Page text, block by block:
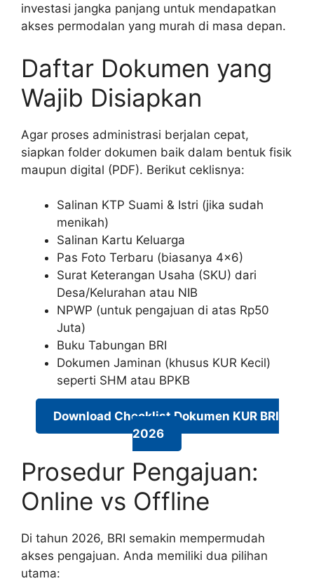
investasi jangka panjang untuk mendapatkan
akses permodalan yang murah di masa depan.
Daftar Dokumen yang
Wajib Disiapkan
Agar proses administrasi berjalan cepat,
siapkan folder dokumen baik dalam bentuk fisik
maupun digital (PDF). Berikut ceklisnya:
Salinan KTP Suami & Istri (jika sudah
menikah)
Salinan Kartu Keluarga
Pas Foto Terbaru (biasanya 4×6)
Surat Keterangan Usaha (SKU) dari
Desa/Kelurahan atau NIB
NPWP (untuk pengajuan di atas Rp50
Juta)
Buku Tabungan BRI
Dokumen Jaminan (khusus KUR Kecil)
seperti SHM atau BPKB
Download Checklist Dokumen KUR BRI
2026
Prosedur Pengajuan:
Online vs Offline
Di tahun 2026, BRI semakin mempermudah
akses pengajuan. Anda memiliki dua pilihan
utama: